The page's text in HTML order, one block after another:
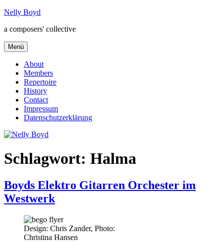
Zum
springen
Nelly Boyd
a composers' collective
Menü
About
Members
Repertoire
History
Contact
Impressum
Datenschutzerklärung
Schlagwort: Halma
Boyds Elektro Gitarren Orchester im
Westwerk
Design: Chris Zander, Photo:
Christina Hansen